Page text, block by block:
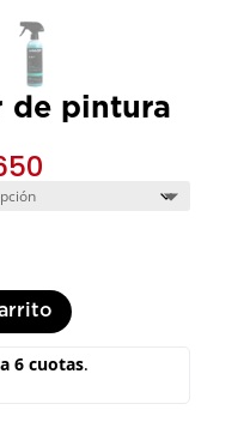
de pintura
Rango
hasta
$ 210.650